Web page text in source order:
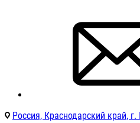
Россия, Краснодарский край, г.